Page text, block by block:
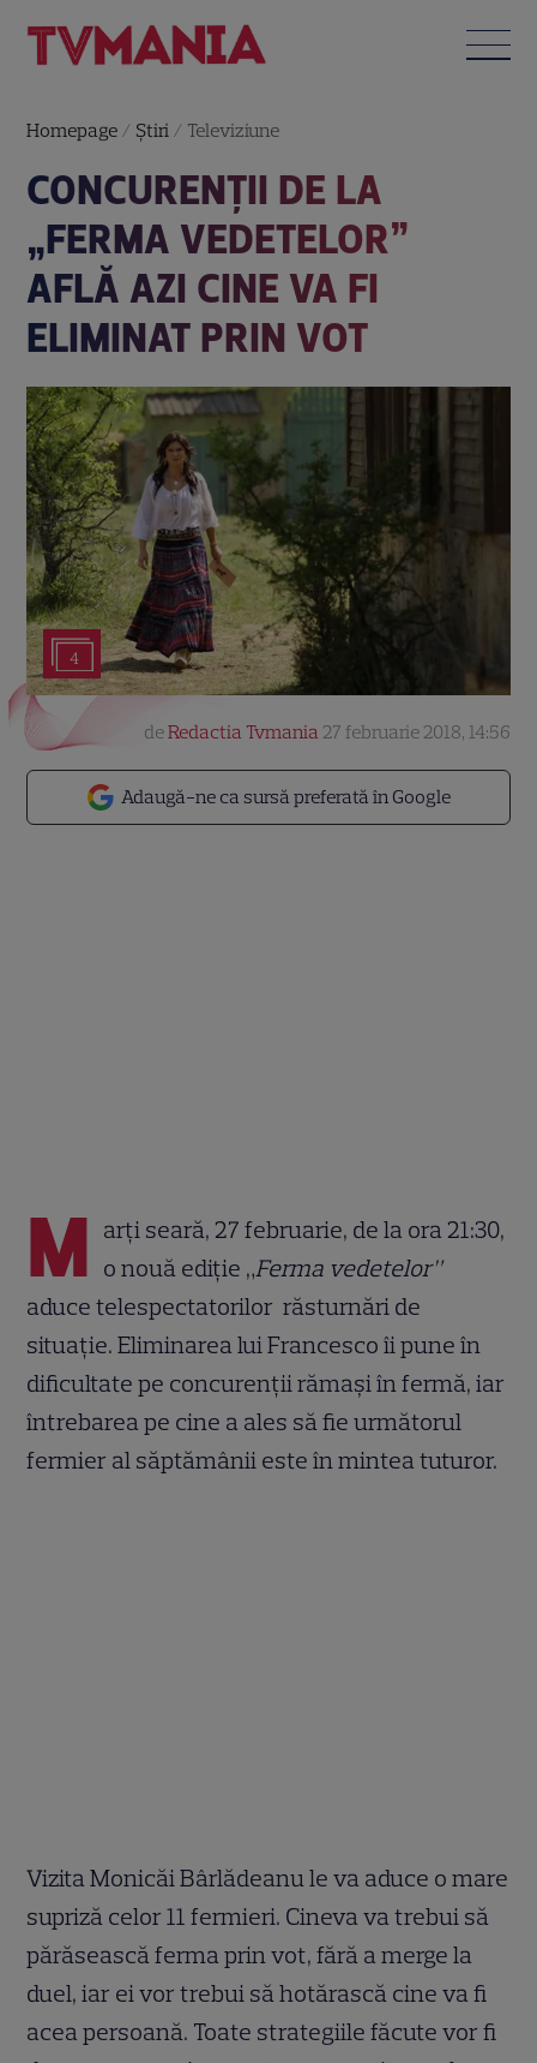
Homepage / Știri / Televiziune
CONCURENȚII DE LA
„FERMA VEDETELOR”
AFLĂ AZI CINE VA FI
ELIMINAT PRIN VOT
4
Adaugă-ne ca sursă preferată în Google
deRedactia Tvmania 27 februarie 2018, 14:56
M arți seară, 27 februarie, de la ora 21:30,
o nouă ediție „Ferma vedetelor”
aduce telespectatorilor răsturnări de
situație. Eliminarea lui Francesco îi pune în
dificultate pe concurenții rămași în fermă, iar
întrebarea pe cine a ales să fie următorul
fermier al săptămânii este în mintea tuturor.
Vizita Monicăi Bârlădeanu le va aduce o mare
supriză celor 11 fermieri. Cineva va trebui să
părăsească ferma prin vot, fără a merge la
duel, iar ei vor trebui să hotărască cine va fi
acea persoană. Toate strategiile făcute vor fi